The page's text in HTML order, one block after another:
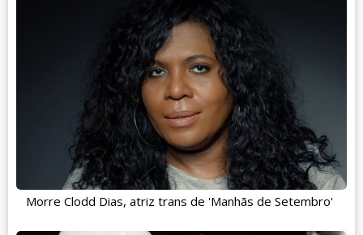
Morre Clodd Dias, atriz trans de 'Manhãs de Setembro'